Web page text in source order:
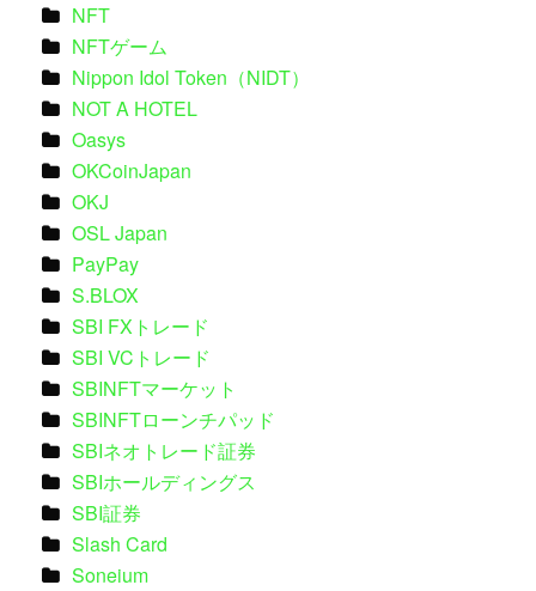
NFT
NFTゲーム
Nippon Idol Token（NIDT）
NOT A HOTEL
Oasys
OKCoinJapan
OKJ
OSL Japan
PayPay
S.BLOX
SBI FXトレード
SBI VCトレード
SBINFTマーケット
SBINFTローンチパッド
SBIネオトレード証券
SBIホールディングス
SBI証券
Slash Card
Soneium